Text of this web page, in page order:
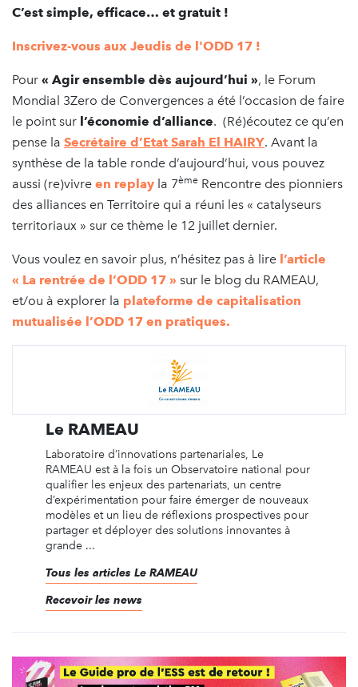
C’est simple, efficace… et gratuit !
Inscrivez-vous aux Jeudis de l'ODD 17 !
Pour « Agir ensemble dès aujourd’hui », le Forum
Mondial 3Zero de Convergences a été l’occasion de faire
le point sur l’économie d’alliance. (Ré)écoutez ce qu’en
pense la Secrétaire d’Etat Sarah El HAIRY. Avant la
synthèse de la table ronde d’aujourd’hui, vous pouvez
aussi (re)vivre en replay la 7ème Rencontre des pionniers
des alliances en Territoire qui a réuni les « catalyseurs
territoriaux » sur ce thème le 12 juillet dernier.
Vous voulez en savoir plus, n’hésitez pas à lire l’article
« La rentrée de l’ODD 17 » sur le blog du RAMEAU,
et/ou à explorer la plateforme de capitalisation
mutualisée l’ODD 17 en pratiques.
Le RAMEAU
Laboratoire d’innovations partenariales, Le
RAMEAU est à la fois un Observatoire national pour
qualifier les enjeux des partenariats, un centre
d’expérimentation pour faire émerger de nouveaux
modèles et un lieu de réflexions prospectives pour
partager et déployer des solutions innovantes à
grande ...
Tous les articles Le RAMEAU
Recevoir les news